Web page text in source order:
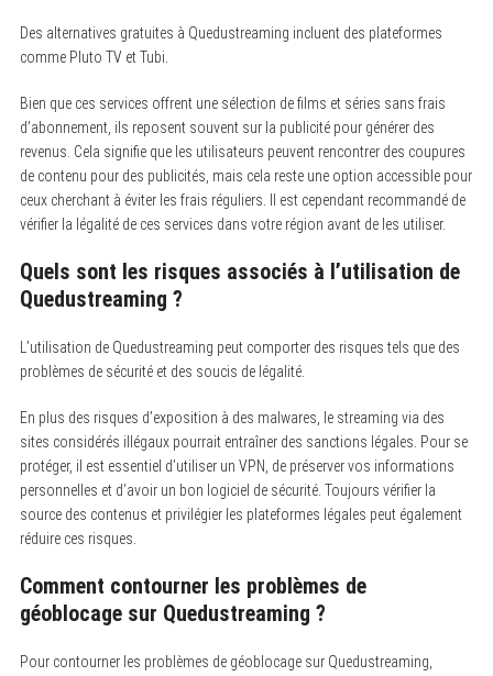
Des alternatives gratuites à Quedustreaming incluent des plateformes
comme Pluto TV et Tubi.
Bien que ces services offrent une sélection de films et séries sans frais
d’abonnement, ils reposent souvent sur la publicité pour générer des
revenus. Cela signifie que les utilisateurs peuvent rencontrer des coupures
de contenu pour des publicités, mais cela reste une option accessible pour
ceux cherchant à éviter les frais réguliers. Il est cependant recommandé de
vérifier la légalité de ces services dans votre région avant de les utiliser.
Quels sont les risques associés à l’utilisation de
Quedustreaming ?
L’utilisation de Quedustreaming peut comporter des risques tels que des
problèmes de sécurité et des soucis de légalité.
En plus des risques d’exposition à des malwares, le streaming via des
sites considérés illégaux pourrait entraîner des sanctions légales. Pour se
protéger, il est essentiel d’utiliser un VPN, de préserver vos informations
personnelles et d’avoir un bon logiciel de sécurité. Toujours vérifier la
source des contenus et privilégier les plateformes légales peut également
réduire ces risques.
Comment contourner les problèmes de
géoblocage sur Quedustreaming ?
Pour contourner les problèmes de géoblocage sur Quedustreaming,